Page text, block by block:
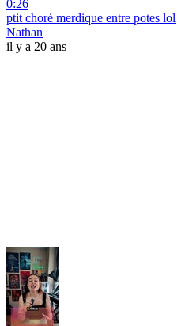
0:26
ptit choré merdique entre potes lol
Nathan
il y a 20 ans